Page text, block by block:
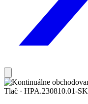
Tlač · HPA.230810.01-SK